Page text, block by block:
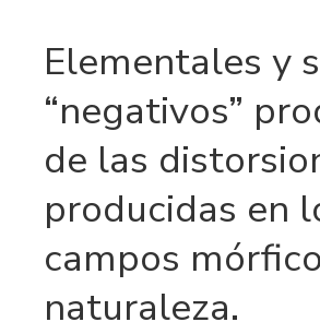
Elementales y
“negativos”
de las
producidas en
campos
naturaleza.